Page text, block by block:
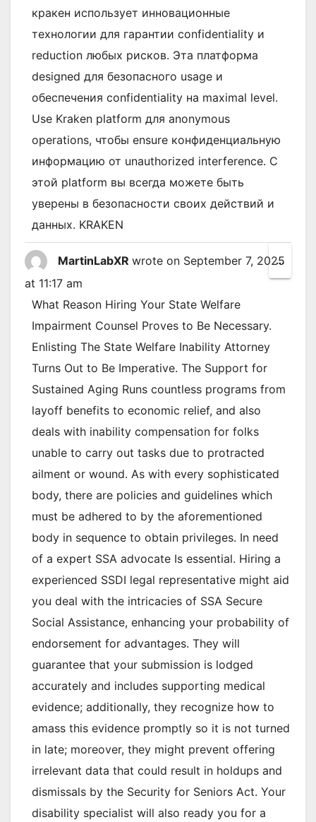
кракен использует инновационные
технологии для гарантии confidentiality и
reduction любых рисков. Эта платформа
designed для безопасного usage и
обеспечения confidentiality на maximal level.
Use Kraken platform для anonymous
operations, чтобы ensure конфиденциальную
информацию от unauthorized interference. С
этой platform вы всегда можете быть
уверены в безопасности своих действий и
данных. KRAKEN
MartinLabXR wrote on September 7, 2025
at 11:17 am
What Reason Hiring Your State Welfare
Impairment Counsel Proves to Be Necessary.
Enlisting The State Welfare Inability Attorney
Turns Out to Be Imperative. The Support for
Sustained Aging Runs countless programs from
layoff benefits to economic relief, and also
deals with inability compensation for folks
unable to carry out tasks due to protracted
ailment or wound. As with every sophisticated
body, there are policies and guidelines which
must be adhered to by the aforementioned
body in sequence to obtain privileges. In need
of a expert SSA advocate Is essential. Hiring a
experienced SSDI legal representative might aid
you deal with the intricacies of SSA Secure
Social Assistance, enhancing your probability of
endorsement for advantages. They will
guarantee that your submission is lodged
accurately and includes supporting medical
evidence; additionally, they recognize how to
amass this evidence promptly so it is not turned
in late; moreover, they might prevent offering
irrelevant data that could result in holdups and
dismissals by the Security for Seniors Act. Your
disability specialist will also ready you for a
...Toggle
this